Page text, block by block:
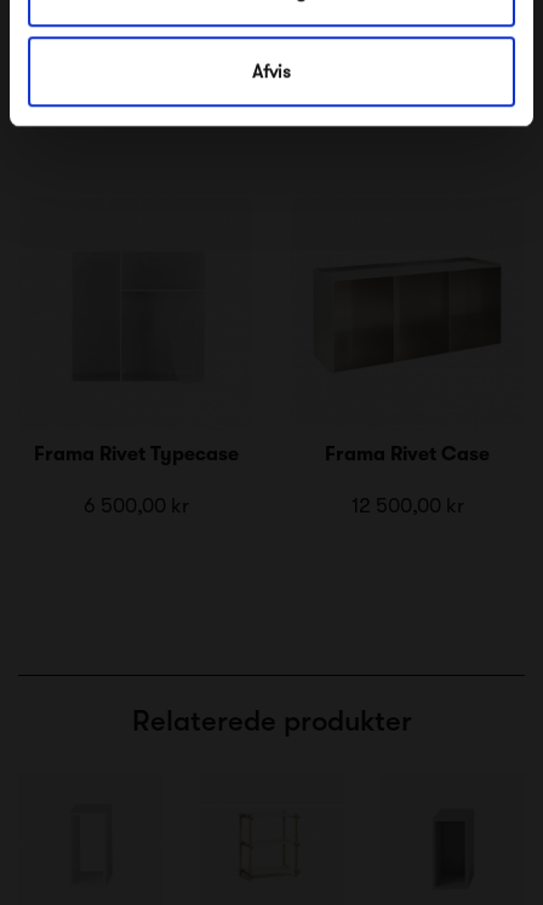
Afvis
Frama Rivet Typecase
6 500,00 kr
Frama Rivet Case
12 500,00 kr
Relaterede produkter